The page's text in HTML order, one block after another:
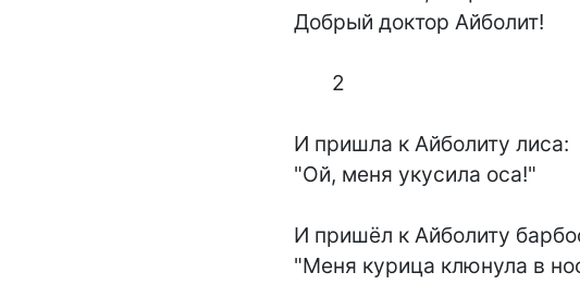
Добрый доктор Айболит!
И пришла к Айболиту лиса:
"Ой, меня укусила оса!"
И пришёл к Айболиту
"Меня курица клюнула в